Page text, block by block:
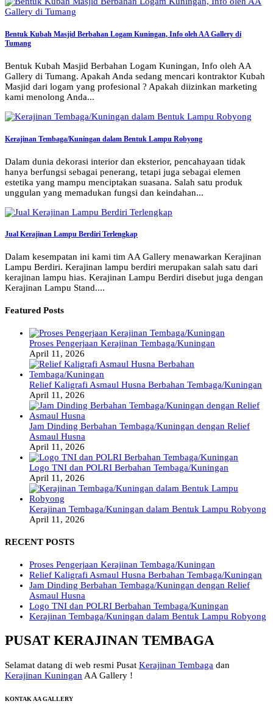
Bentuk Kubah Masjid Berbahan Logam Kuningan, Info oleh AA Gallery di
Tumang
Bentuk Kubah Masjid Berbahan Logam Kuningan, Info oleh AA
Gallery di Tumang. Apakah Anda sedang mencari kontraktor Kubah
Masjid dari logam yang profesional ? Apakah diizinkan marketing
kami menolong Anda...
Kerajinan Tembaga/Kuningan dalam Bentuk Lampu Robyong
Dalam dunia dekorasi interior dan eksterior, pencahayaan tidak
hanya berfungsi sebagai penerang, tetapi juga sebagai elemen
estetika yang mampu menciptakan suasana. Salah satu produk
unggulan yang memadukan fungsi dan keindahan...
Jual Kerajinan Lampu Berdiri Terlengkap
Dalam kesempatan ini kami tim AA Gallery menawarkan Kerajinan
Lampu Berdiri. Kerajinan lampu berdiri merupakan salah satu dari
kerajinan lampu hias. Kerajinan Lampu Berdiri disebut juga dengan
Kerajinan Lampu Stand....
Featured Posts
Proses Pengerjaan Kerajinan Tembaga/Kuningan
April 11, 2026
Relief Kaligrafi Asmaul Husna Berbahan Tembaga/Kuningan
April 11, 2026
Jam Dinding Berbahan Tembaga/Kuningan dengan Relief
Asmaul Husna
April 11, 2026
Logo TNI dan POLRI Berbahan Tembaga/Kuningan
April 11, 2026
Kerajinan Tembaga/Kuningan dalam Bentuk Lampu Robyong
April 11, 2026
RECENT POSTS
Proses Pengerjaan Kerajinan Tembaga/Kuningan
Relief Kaligrafi Asmaul Husna Berbahan Tembaga/Kuningan
Jam Dinding Berbahan Tembaga/Kuningan dengan Relief
Asmaul Husna
Logo TNI dan POLRI Berbahan Tembaga/Kuningan
Kerajinan Tembaga/Kuningan dalam Bentuk Lampu Robyong
PUSAT KERAJINAN TEMBAGA
Selamat datang di web resmi Pusat Kerajinan Tembaga dan
Kerajinan Kuningan AA Gallery !
KONTAK AA GALLERY